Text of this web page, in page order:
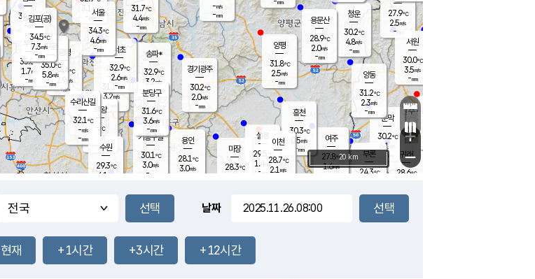
문막
30.2℃
6.1m/s
mm
부론
24.3℃
과천
31.1℃
3.2m/s
- mm
9.0mm
청운
30.2℃
4.8m/s
-mm
-mm
용인
28.1℃
3.0m/s
여주
27.8℃
1.6m/s
양동
31.2℃
2.3m/s
-mm
경기광주
30.2℃
2.0m/s
-mm
장호원
23.4
℃
mm
-m/s
-mm
25.9℃
0.3m/s
-mm
흥천
30.3℃
0.5m/s
-mm
마장
28.3℃
의왕
- ℃
m/s
mm
34.6℃
-m/s
mm
설봉
29.5
1.4 m/s
- mm
광명
34.4 ℃
2.9 m/s
-mm
부천
35.0℃
1.7m/s
-mm
-mm
구로
35.0℃
5.8m/s
-mm
3.1 m/s
- mm
31.7℃
4.4m/s
-mm
송파*
32.9℃
3.2m/s
-mm
서초
32.9℃
2.6m/s
-mm
기흥구갈
30.1℃
3.0m/s
-
수리산길
32.1℃
-m/s
-mm
분당구
31.6℃
3.6m/s
-mm
27.9℃
2.5m/s
- mm
귀래
28.6℃
서원
30.0℃
3.5m/s
-mm
용문산
28.9℃
2.0m/s
-mm
김포(공)
34.5℃
7.3m/s
-mm
이천
28.7℃
2.1 m/s
양평
31.8℃
2.5m/s
-mm
수원
29.3℃
6.1 m/s
서울
34.3℃
4.6m/s
-mm
+
−
20 km
날짜
현재 +1시간 +3시간 +12시간